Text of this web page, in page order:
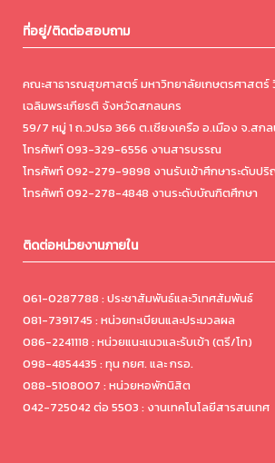
ที่อยู่/ติดต่อสอบถาม
คณะสาธารณสุขศาสตร์ มหาวิทยาลัยเกษตรศาสตร์
เฉลิมพระเกียรติ จังหวัดสกลนคร
59/7 หมู่ 1 ถ.วปรอ 366 ต.เชียงเครือ อ.เมือง จ.สก
โทรศัพท์ 093-329-6556 งานสารบรรณ
โทรศัพท์ 092-279-9898 งานรับเข้าศึกษาระดับป
โทรศัพท์ 092-278-4848 งานระดับบัณฑิตศึกษา
ติดต่อหน่วยงานภายใน
061-0287788 : ประชาสัมพันธ์และวิเทศสัมพันธ์
081-7391745 : หน่วยทะเบียนและประมวลผล
086-2241118 : หน่วยแนะแนวและรับเข้า (ตรี/โท)
098-4854435 : ทุน กยศ. และ กรอ.
088-5108007 : หน่วยหอพักนิสิต
042-725042 ต่อ 5503 : งานเทคโนโลยีสารสนเทศ